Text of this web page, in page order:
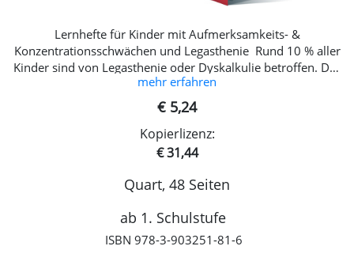
Lernhefte für Kinder mit Aufmerksamkeits- &
Konzentrationsschwächen und Legasthenie Rund 10 % aller
Kinder sind von Legasthenie oder Dyskalkulie betroffen. Das
sind im Durchschnitt zwei Kinder pro Schulklasse. Durch
diese Teilleistungsstörungen können auch psychische
Probleme wie etwa Gefühle von Minderwertigkeit zutage
treten, die des Weiteren schwerwiegende Folgen für die
Entwicklung haben können. Weitaus mehr Kinder, die nicht
weisen Aufmerksamkeits- und Konzentrationsschwächen
Problemen und erschwert das Lernen enorm. Die gute
Nachricht ist: Diese Fähigkeiten können trainiert und
mehr erfahren
€ 5,24
Kopierlizenz:
€ 31,44
Quart, 48 Seiten
ab 1. Schulstufe
ISBN 978-3-903251-81-6